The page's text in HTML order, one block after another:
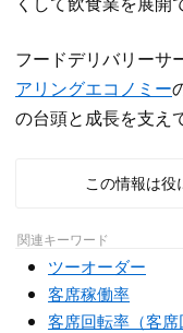
フードデリバリーサ
アリングエコノミー
の台頭と成長を支え
この情報は役
関連キーワード
ツーオーダー
客席稼働率
客席回転率（客席